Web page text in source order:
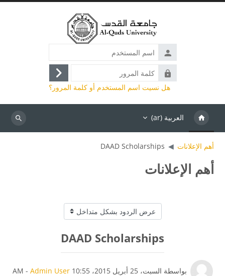
اسم
المستخدم
كلمة
المرور
تسجيل
الدخول
هل نسيت اسم المستخدم أو كلمة المرور؟
العربية ‎(ar)‎
بحث
أهم الإعلانات DAAD Scholarships
أهم الإعلانات
نمط العرض
DAAD Scholarships
بواسطة السبت، 25 أبريل 2015، 10:55 AM - Admin User عدد الردود: 0